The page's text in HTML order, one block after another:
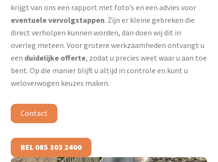
krijgt van ons een rapport met foto’s en een advies voor
eventuele vervolgstappen. Zijn er kleine gebreken die
direct verholpen kunnen worden, dan doen wij dit in
overleg meteen. Voor grotere werkzaamheden ontvangt u
een duidelijke offerte, zodat u precies weet waar u aan toe
bent. Op die manier blijft u altijd in controle en kunt u
weloverwogen keuzes maken.
Contact
BEL 085 303 2400